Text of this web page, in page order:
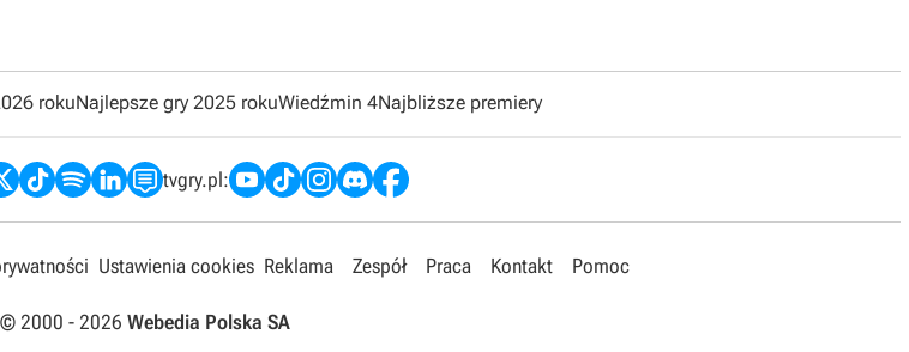
rokuNajlepsze gry 2025 rokuWiedźmin 4Najbliższe premiery
tvgry.pl:
Ustawienia cookies Reklama Zespół Praca Kontakt Pomoc
2000 - 2026 Webedia Polska SA